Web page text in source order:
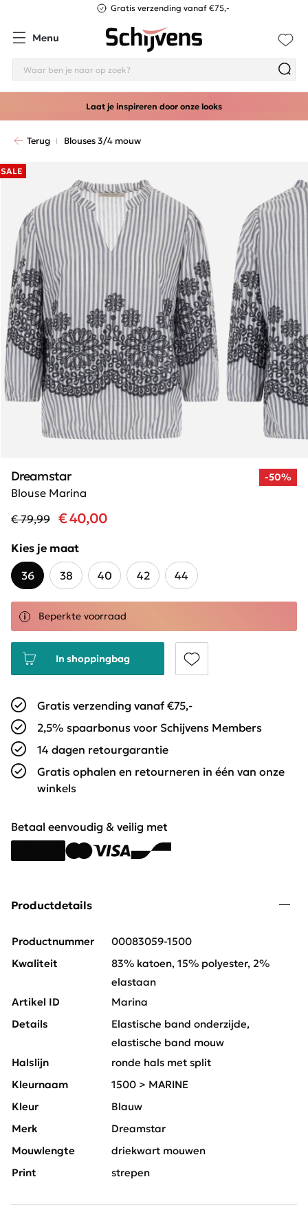
Gratis verzending vanaf €75,-
Menu
Laat je inspireren door onze looks
Terug Blouses 3/4 mouw
SALE
-50%
Blouse Marina
Dreamstar
€ 79,99 € 40,00
Kies je maat
36
38 40 42 44
Beperkte voorraad
In shoppingbag
Gratis verzending vanaf €75,-
2,5% spaarbonus voor Schijvens Members
14 dagen retourgarantie
Gratis ophalen en retourneren in één van onze
winkels
Betaal eenvoudig & veilig met
Productdetails
Productnummer
00083059-1500
Kwaliteit
83% katoen, 15% polyester, 2%
elastaan
Artikel ID
Marina
Details
Elastische band onderzijde,
elastische band mouw
Halslijn
ronde hals met split
Kleurnaam
1500 > MARINE
Kleur
Blauw
Merk
Dreamstar
Mouwlengte
driekwart mouwen
Print
strepen